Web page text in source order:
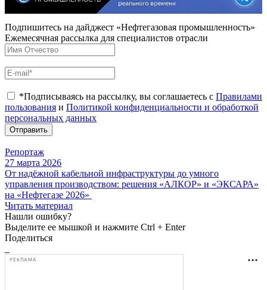
Подпишитесь на дайджест «Нефтегазовая промышленность»
Ежемесячная рассылка для специалистов отрасли
*Подписываясь на рассылку, вы соглашаетесь с Правилами
пользования и Политикой конфиденциальности и обработкой
персональных данных
Отправить
Репортаж
27 марта 2026
От надёжной кабельной инфраструктуры до умного
управления производством: решения «АЛКОР» и «ЭКСАРА»
на «Нефтегазе 2026»
Читать материал
Нашли ошибку?
Выделите ее мышкой и нажмите Ctrl + Enter
Поделиться
РЕКЛАМА